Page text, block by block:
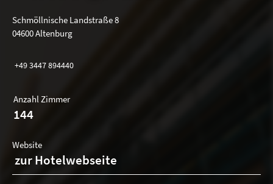
Schmöllnische Landstraße 8
04600 Altenburg
+49 3447 894440
Anzahl Zimmer
144
Website
zur Hotelwebseite